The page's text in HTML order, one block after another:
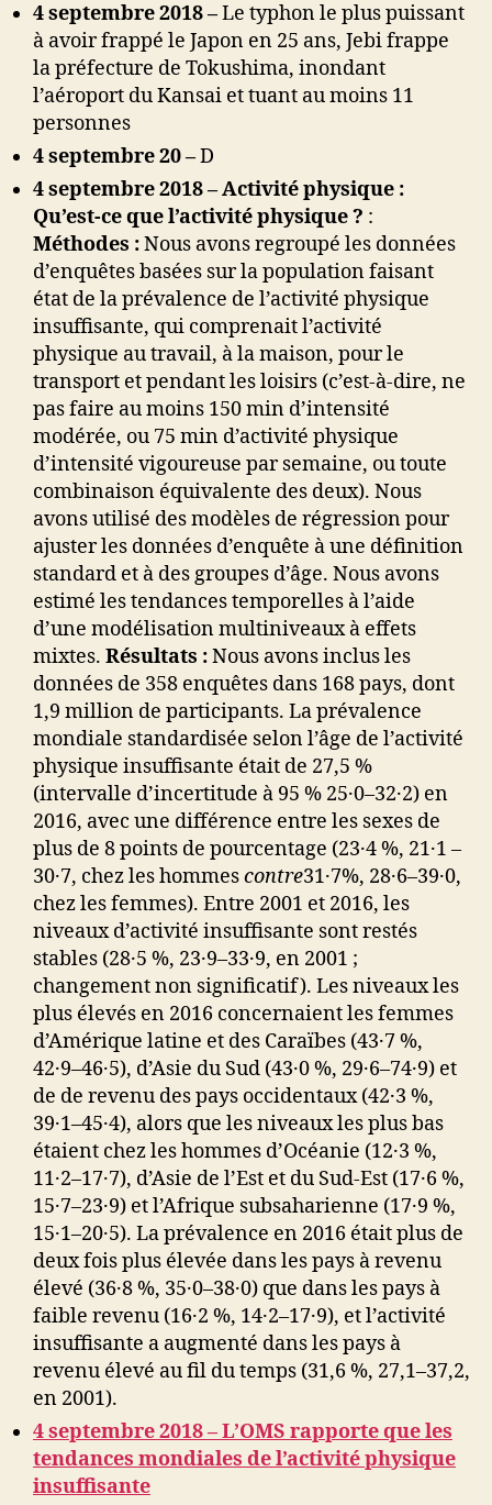
4 septembre 2018 –Le typhon le plus puissant
à avoir frappé le Japon en 25 ans, Jebi frappe
la préfecture de Tokushima, inondant
l’aéroport du Kansai et tuant au moins 11
personnes
4 septembre 20 –D
4 septembre 2018 –Activité physique :
Qu’est-ce que l’activité physique ? :
Méthodes :Nous avons regroupé les données
d’enquêtes basées sur la population faisant
état de la prévalence de l’activité physique
insuffisante, qui comprenait l’activité
physique au travail, à la maison, pour le
transport et pendant les loisirs (c’est-à-dire, ne
pas faire au moins 150 min d’intensité
modérée, ou 75 min d’activité physique
d’intensité vigoureuse par semaine, ou toute
combinaison équivalente des deux). Nous
avons utilisé des modèles de régression pour
ajuster les données d’enquête à une définition
standard et à des groupes d’âge. Nous avons
estimé les tendances temporelles à l’aide
d’une modélisation multiniveaux à effets
mixtes. Résultats :Nous avons inclus les
données de 358 enquêtes dans 168 pays, dont
1,9 million de participants. La prévalence
mondiale standardisée selon l’âge de l’activité
physique insuffisante était de 27,5 %
(intervalle d’incertitude à 95 % 25·0–32·2) en
2016, avec une différence entre les sexes de
plus de 8 points de pourcentage (23·4 %, 21·1 –
30·7, chez les hommescontre31·7%, 28·6–39·0,
chez les femmes). Entre 2001 et 2016, les
niveaux d’activité insuffisante sont restés
stables (28·5 %, 23·9–33·9, en 2001 ;
changement non significatif). Les niveaux les
plus élevés en 2016 concernaient les femmes
d’Amérique latine et des Caraïbes (43·7 %,
42·9–46·5), d’Asie du Sud (43·0 %, 29·6–74·9) et
de de revenu des pays occidentaux (42·3 %,
39·1–45·4), alors que les niveaux les plus bas
étaient chez les hommes d’Océanie (12·3 %,
11·2–17·7), d’Asie de l’Est et du Sud-Est (17·6 %,
15·7–23·9) et l’Afrique subsaharienne (17·9 %,
15·1–20·5). La prévalence en 2016 était plus de
deux fois plus élevée dans les pays à revenu
élevé (36·8 %, 35·0–38·0) que dans les pays à
faible revenu (16·2 %, 14·2–17·9), et l’activité
insuffisante a augmenté dans les pays à
revenu élevé au fil du temps (31,6 %, 27,1–37,2,
en 2001).
4 septembre 2018 – L’OMS rapporte que les
tendances mondiales de l’activité physique
insuffisante